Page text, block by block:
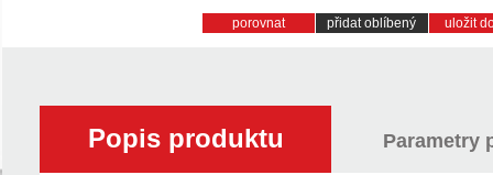
porovnat přidat oblíbený uložit
Popis produktu Parametry